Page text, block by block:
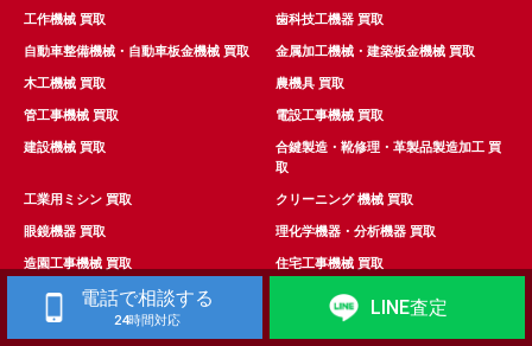
電話で相談する
24時間対応
LINE査定
工作機械 買取 歯科技工機器 買取
自動車整備機械・自動車板金機械 買取 金属加工機械・建築板金機械 買取
木工機械 買取 農機具 買取
管工事機械 買取 電設工事機械 買取
建設機械 買取
合鍵製造・靴修理・革製品製造加工 買
取
工業用ミシン 買取 クリーニング 機械 買取
眼鏡機器 買取 理化学機器・分析機器 買取
造園工事機械 買取 住宅工事機械 買取
清掃道具･機械 買取 測量機器 買取
映像・音響制作・スタジオ機器 買取 食品加工機械 買取